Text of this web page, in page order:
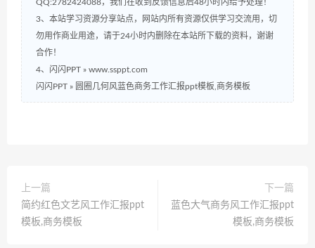
QQ:2782424088，我们在收到反馈信息后48小时内给予处理！
3、本站学习资源分享站点，网站内所有资源仅供学习交流用，切
勿用作商业用途，请于24小时内删除在本站所下载的资料，谢谢
合作！
4、闪闪PPT » www.ssppt.com
闪闪PPT » 圆圈几何风蓝色商务工作汇报ppt模板,商务模板
上一篇
简约红色文艺风工作汇报ppt
模板,商务模板
下一篇
蓝色大气商务风工作汇报ppt
模板,商务模板